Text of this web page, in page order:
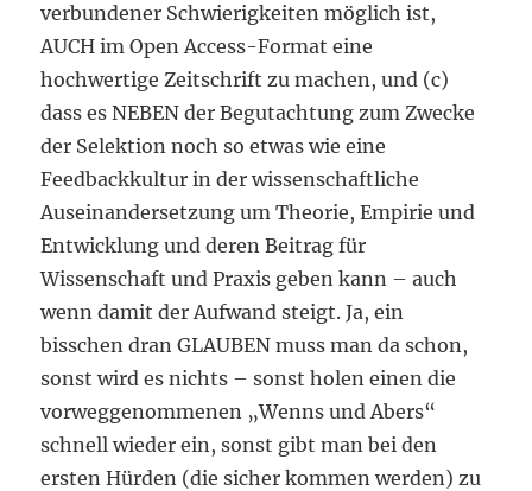
verbundener Schwierigkeiten möglich ist,
AUCH im Open Access-Format eine
hochwertige Zeitschrift zu machen, und (c)
dass es NEBEN der Begutachtung zum Zwecke
der Selektion noch so etwas wie eine
Feedbackkultur in der wissenschaftliche
Auseinandersetzung um Theorie, Empirie und
Entwicklung und deren Beitrag für
Wissenschaft und Praxis geben kann – auch
wenn damit der Aufwand steigt. Ja, ein
bisschen dran GLAUBEN muss man da schon,
sonst wird es nichts – sonst holen einen die
vorweggenommenen „Wenns und Abers“
schnell wieder ein, sonst gibt man bei den
ersten Hürden (die sicher kommen werden) zu